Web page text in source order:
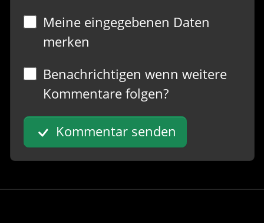
Meine eingegebenen Daten
merken
Benachrichtigen wenn weitere
Kommentare folgen?
Kommentar senden